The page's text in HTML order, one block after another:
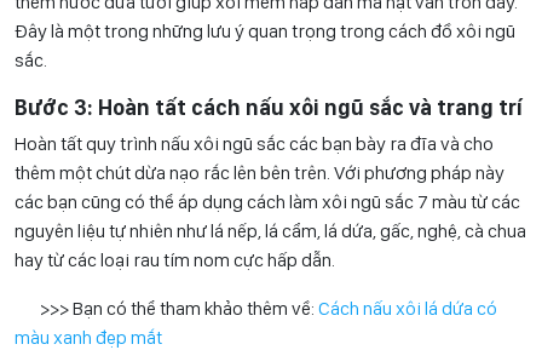
Đây là một trong những lưu ý quan trọng trong cách đồ xôi ngũ
sắc.
Bước 3: Hoàn tất cách nấu xôi ngũ sắc và trang trí
Hoàn tất quy trình nấu xôi ngũ sắc các bạn bày ra đĩa và cho
thêm một chút dừa nạo rắc lên bên trên. Với phương pháp này
các bạn cũng có thể áp dụng cách làm xôi ngũ sắc 7 màu từ các
nguyên liệu tự nhiên như lá nếp, lá cẩm, lá dứa, gấc, nghệ, cà chua
hay từ các loại rau tím nom cực hấp dẫn.
>>> Bạn có thể tham khảo thêm về: Cách nấu xôi lá dứa có
màu xanh đẹp mắt